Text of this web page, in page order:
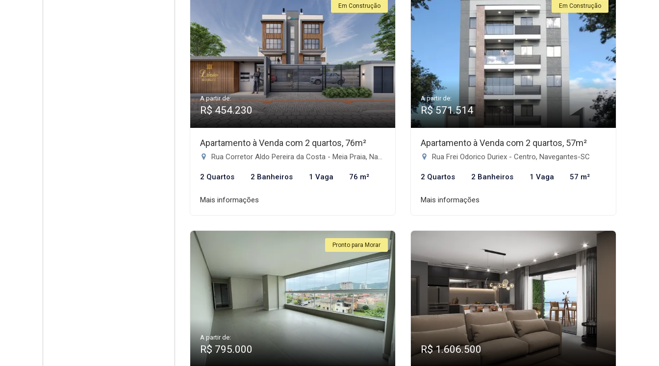
Em Construção
A partir de:
R$ 454.230
Apartamento à Venda com 2 quartos, 76m²
Rua Corretor Aldo Pereira da Costa - Meia Praia, Navegantes-SC
2 Quartos 2 Banheiros 1 Vaga 76 m²
Mais informações
Em Construção
A partir de:
R$ 571.514
Apartamento à Venda com 2 quartos, 57m²
Rua Frei Odorico Duriex - Centro, Navegantes-SC
2 Quartos 2 Banheiros 1 Vaga 57 m²
Mais informações
Pronto para Morar
A partir de:
R$ 795.000 R$ 1.606.500